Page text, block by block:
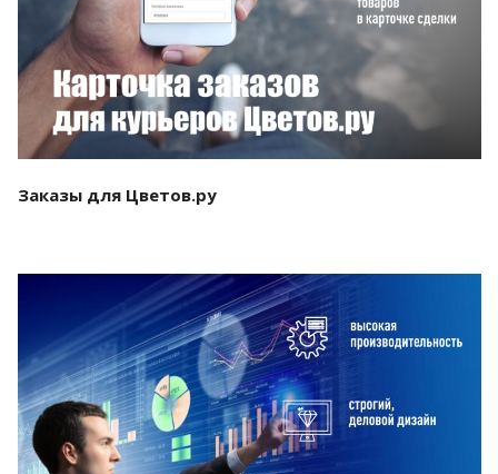
Заказы для Цветов.ру
Смотреть проект